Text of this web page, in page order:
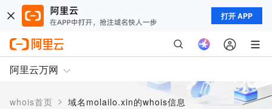
打开 APP
阿里云万网
whois首页 > 域名molailo.xin的whois信息